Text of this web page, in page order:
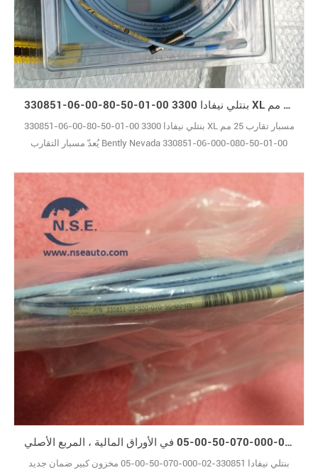
330851-06-00-80-50-01-00 بنتلي نيفادا 3300 XL مسبار تقارب 25 مم
330851-06-00-80-50-01-00 بنتلي نيفادا 3300 XL مسبار تقارب 25 مم
يُعدّ مسبار التقارب Bently Nevada 330851-06-000-080-50-01-00
يجعله مثاليًا للمساحات الضيقة، سواءً كنتَ تُركّبه في أنظمة DIN عالية
الكثافة أو تستخدم نظام التثبيت التقليدي على اللوحة. وداعًا للقلق بشأن
الأجهزة الضخمة التي 10
بنتلي نيفادا 330851-02-000-070-50-00-05 في الأوراق المالية ، المربع الأصلي
بنتلي نيفادا 330851-02-000-070-50-00-05 مخزون كبير ضمان جديد